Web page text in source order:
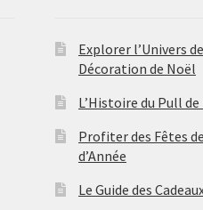
Explorer l’Univers
Décoration de Noël
L’Histoire du Pull
Profiter des Fêtes
d’Année
Le Guide des